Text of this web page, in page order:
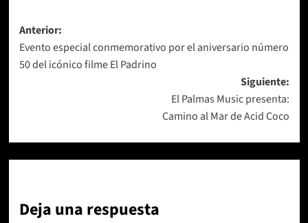
Navegación
de
entradas
Anterior:
Evento especial conmemorativo por el aniversario número
50 del icónico filme El Padrino
Siguiente:
El Palmas Music presenta:
Camino al Mar de Acid Coco
Deja una respuesta